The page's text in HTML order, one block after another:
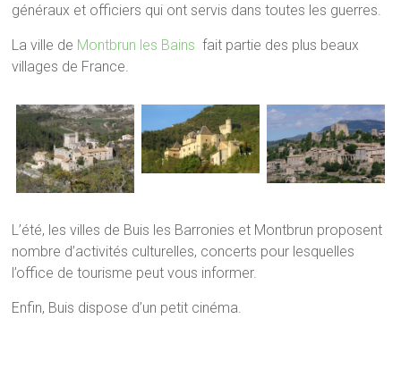
généraux et officiers qui ont servis dans toutes les guerres.
La ville de Montbrun les Bains fait partie des plus beaux
villages de France.
L’été, les villes de Buis les Barronies et Montbrun proposent
nombre d’activités culturelles, concerts pour lesquelles
l’office de tourisme peut vous informer.
Enfin, Buis dispose d’un petit cinéma.